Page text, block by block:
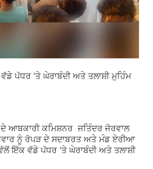
ਪੱਧਰ 'ਤੇ ਘੇਰਾਬੰਦੀ ਅਤੇ ਤਲਾਸ਼ੀ ਮੁਹਿੰਮ
ਆਬਕਾਰੀ ਕਮਿਸ਼ਨਰ ਜਤਿੰਦਰ ਜੋਰਵਾਲ
ਨੂੰ ਰੋਪੜ ਦੇ ਸਦਾਬਰਤ ਅਤੇ ਮੰਡ ਏਰੀਆ
ਇੱਕ ਵੱਡੇ ਪੱਧਰ 'ਤੇ ਘੇਰਾਬੰਦੀ ਅਤੇ ਤਲਾਸ਼ੀ